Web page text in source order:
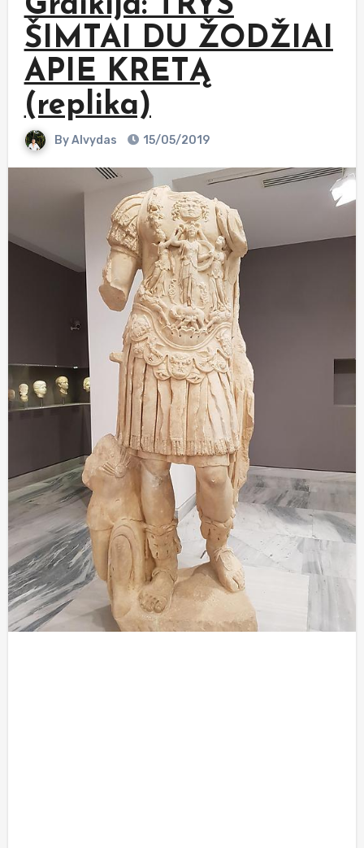
ŠIMTAI DU ŽODŽIAI
APIE KRETĄ
(replika)
ByAlvydas 15/05/2019